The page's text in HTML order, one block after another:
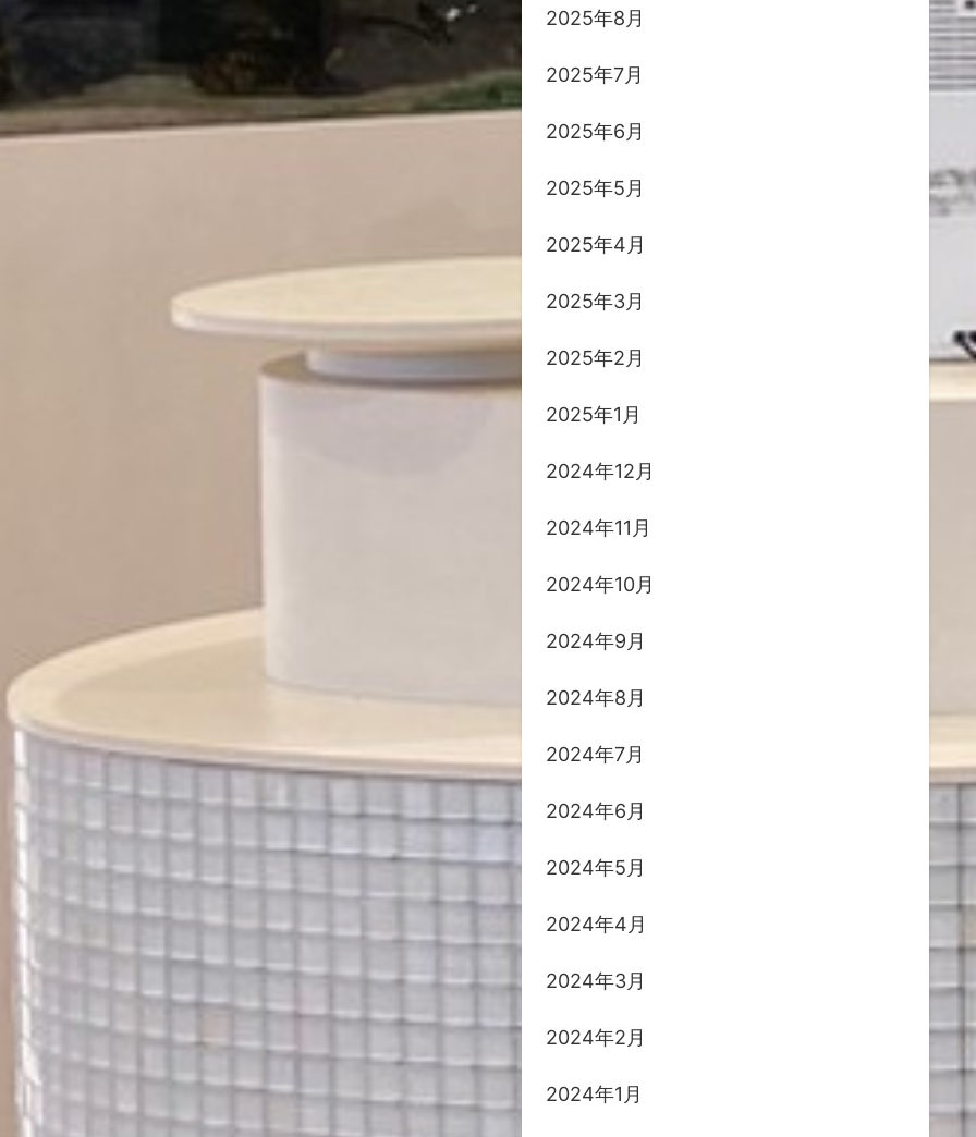
2025年8月
2025年7月
2025年6月
2025年5月
2025年4月
2025年3月
2025年2月
2025年1月
2024年12月
2024年11月
2024年10月
2024年9月
2024年8月
2024年7月
2024年6月
2024年5月
2024年4月
2024年3月
2024年2月
2024年1月